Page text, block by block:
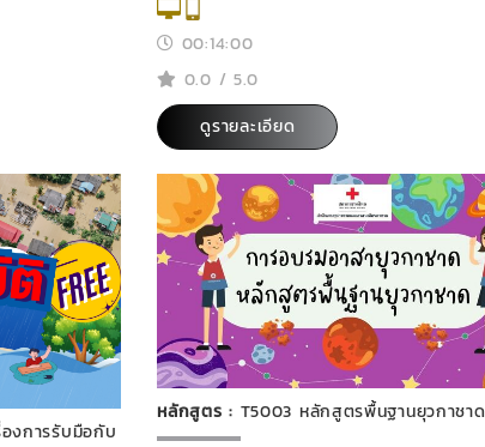
00:14:00
0.0 / 5.0
ดูรายละเอียด
องการรับมือกับ
หลักสูตร : T5003 หลักสูตรพื้นฐานยุวกาชาด